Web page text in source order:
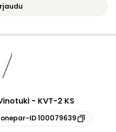
- KVT-2 KS
ID100079639